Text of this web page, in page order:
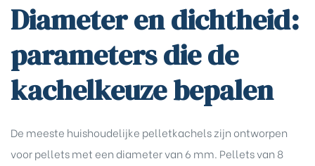
Diameter en dichtheid:
parameters die de
kachelkeuze bepalen
De meeste huishoudelijke pelletkachels zijn ontworpen
voor pellets met een diameter van 6 mm. Pellets van 8